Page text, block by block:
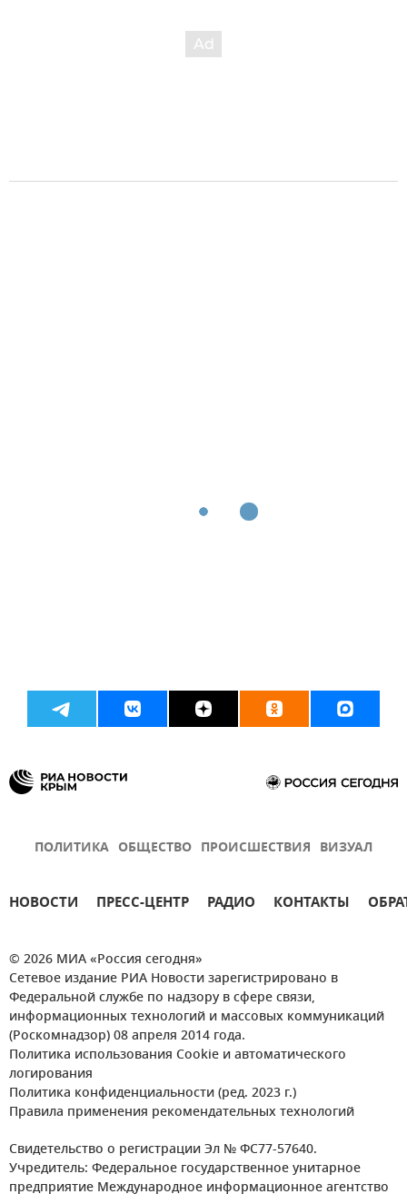
ПОЛИТИКА ОБЩЕСТВО ПРОИСШЕСТВИЯ ВИЗУАЛ
НОВОСТИ ПРЕСС-ЦЕНТР РАДИО КОНТАКТЫ
© 2026 МИА «Россия сегодня»
Сетевое издание РИА Новости зарегистрировано в
Федеральной службе по надзору в сфере связи,
информационных технологий и массовых коммуникаций
(Роскомнадзор) 08 апреля 2014 года.
Политика использования Cookie и автоматического
логирования
Политика конфиденциальности (ред. 2023 г.)
Правила применения рекомендательных технологий
Свидетельство о регистрации Эл № ФС77-57640.
Учредитель: Федеральное государственное унитарное
предприятие Международное информационное агентство